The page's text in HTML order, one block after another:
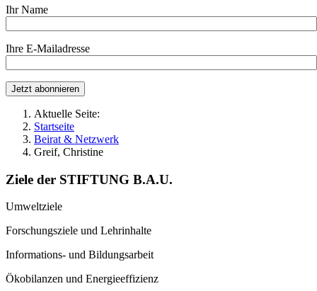
Ihr Name
Ihre E-Mailadresse
Aktuelle Seite:
Startseite
Beirat & Netzwerk
Greif, Christine
Ziele der STIFTUNG B.A.U.
Umweltziele
Forschungsziele und Lehrinhalte
Informations- und Bildungsarbeit
Ökobilanzen und Energieeffizienz